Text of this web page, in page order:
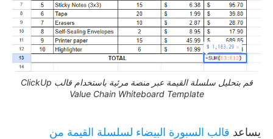
قم بتحليل سلسلة القيمة عبر منصة مرئية باستخدام قالب ClickUp
Value Chain Whiteboard Template
يساعد قالب السبورة البيضاء لسلسلة القيمة من